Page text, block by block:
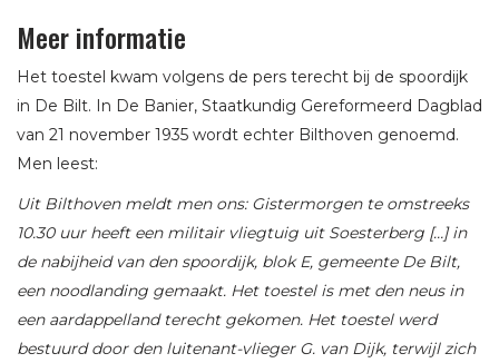
Meer informatie
Het toestel kwam volgens de pers terecht bij de spoordijk
in De Bilt. In De Banier, Staatkundig Gereformeerd Dagblad
van 21 november 1935 wordt echter Bilthoven genoemd.
Men leest:
Uit Bilthoven meldt men ons: Gistermorgen te omstreeks
10.30 uur heeft een militair vliegtuig uit Soesterberg […] in
de nabijheid van den spoordijk, blok E, gemeente De Bilt,
een noodlanding gemaakt. Het toestel is met den neus in
een aardappelland terecht gekomen. Het toestel werd
bestuurd door den luitenant-vlieger G. van Dijk, terwijl zich